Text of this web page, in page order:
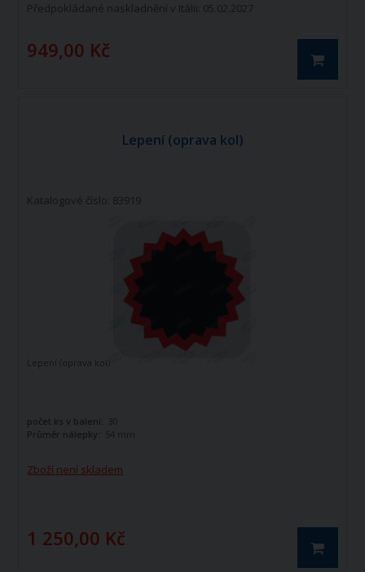
Předpokládané naskladnění v Itálii: 05.02.2027
949,00 Kč
Lepení (oprava kol)
Katalogové číslo: 83919
Zboží není skladem
1 250,00 Kč
Lepení (oprava kol)
počet ks v balení:
Průměr nálepky:
54 mm